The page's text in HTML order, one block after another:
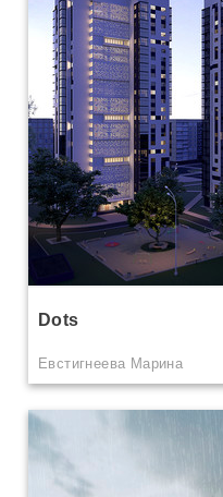
Dots
Евстигнеева Марина